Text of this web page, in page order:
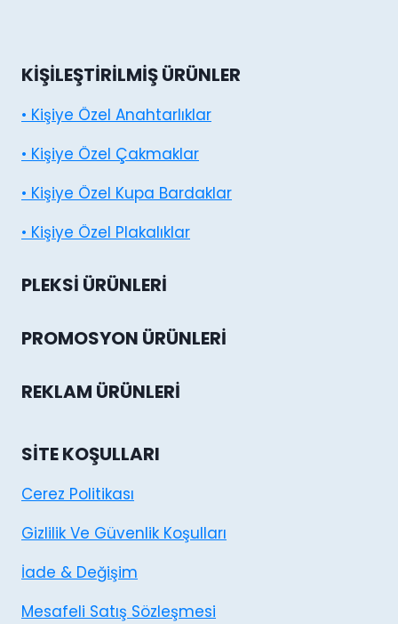
KIŞILEŞTIRILMIŞ ÜRÜNLER
• Kişiye Özel Anahtarlıklar
• Kişiye Özel Çakmaklar
• Kişiye Özel Kupa Bardaklar
• Kişiye Özel Plakalıklar
PLEKSI ÜRÜNLERI
PROMOSYON ÜRÜNLERI
REKLAM ÜRÜNLERI
SITE KOŞULLARI
Cerez Politikası
Gizlilik Ve Güvenlik Koşulları
İade & Değişim
Mesafeli Satış Sözleşmesi